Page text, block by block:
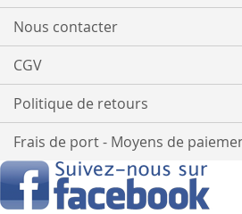
Nous contacter
CGV
Politique de retours
Frais de port - Moyens de